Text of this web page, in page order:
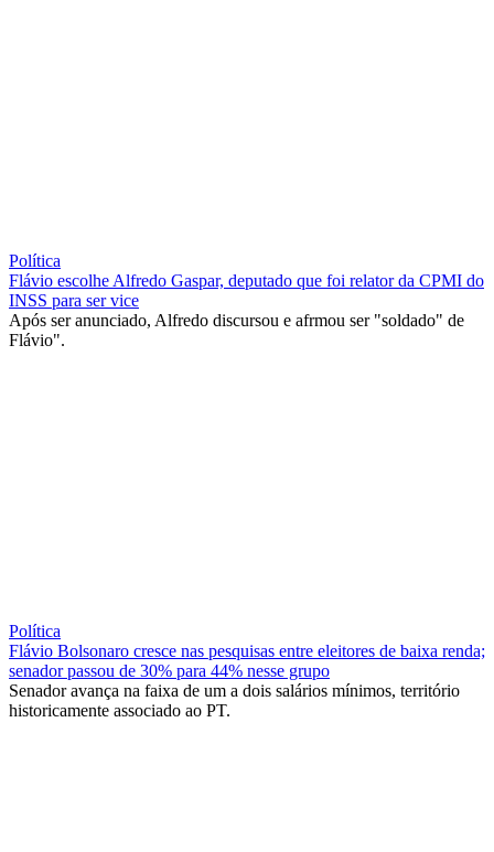
Política
Flávio escolhe Alfredo Gaspar, deputado que foi relator da CPMI do
INSS para ser vice
Após ser anunciado, Alfredo discursou e afrmou ser "soldado" de
Flávio".
Política
Flávio Bolsonaro cresce nas pesquisas entre eleitores de baixa renda;
senador passou de 30% para 44% nesse grupo
Senador avança na faixa de um a dois salários mínimos, território
historicamente associado ao PT.